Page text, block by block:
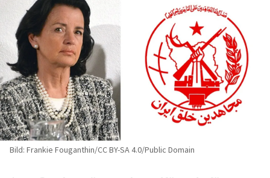
Bild: Frankie Fouganthin/CC BY-SA 4.0/Public Domain